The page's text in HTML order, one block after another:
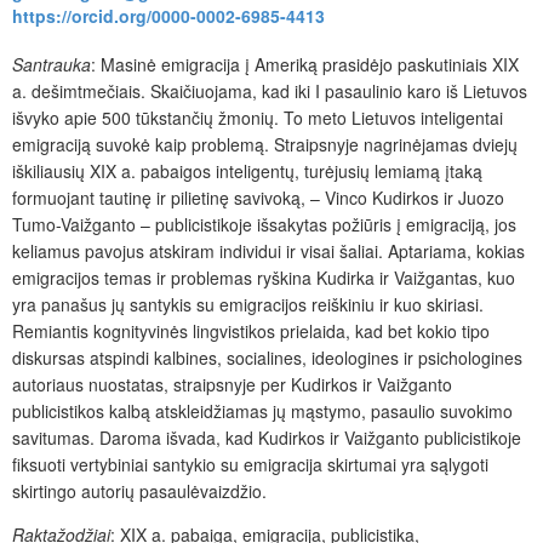
https://orcid.org/0000-0002-6985-4413
Santrauka: Masinė emigracija į Ameriką prasidėjo paskutiniais XIX
a. dešimtmečiais. Skaičiuojama, kad iki I pasaulinio karo iš Lietuvos
išvyko apie 500 tūkstančių žmonių. To meto Lietuvos inteligentai
emigraciją suvokė kaip problemą. Straipsnyje nagrinėjamas dviejų
iškiliausių XIX a. pabaigos inteligentų, turėjusių lemiamą įtaką
formuojant tautinę ir pilietinę savivoką, – Vinco Kudirkos ir Juozo
Tumo-Vaižganto – publicistikoje išsakytas požiūris į emigraciją, jos
keliamus pavojus atskiram individui ir visai šaliai. Aptariama, kokias
emigracijos temas ir problemas ryškina Kudirka ir Vaižgantas, kuo
yra panašus jų santykis su emigracijos reiškiniu ir kuo skiriasi.
Remiantis kognityvinės lingvistikos prielaida, kad bet kokio tipo
diskursas atspindi kalbines, socialines, ideologines ir psichologines
autoriaus nuostatas, straipsnyje per Kudirkos ir Vaižganto
publicistikos kalbą atskleidžiamas jų mąstymo, pasaulio suvokimo
savitumas. Daroma išvada, kad Kudirkos ir Vaižganto publicistikoje
fiksuoti vertybiniai santykio su emigracija skirtumai yra sąlygoti
skirtingo autorių pasaulėvaizdžio.
Raktažodžiai: XIX a. pabaiga, emigracija, publicistika,